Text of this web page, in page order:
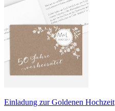
Einladung zur Goldenen Hochzeit